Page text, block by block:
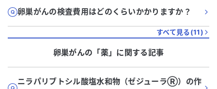
卵巣がんの検査費用はどのくらいかかりますか？
すべて見る(11)
卵巣がんの「薬」に関する記事
ニラパリブトシル酸塩水和物（ゼジューラⓇ）の作